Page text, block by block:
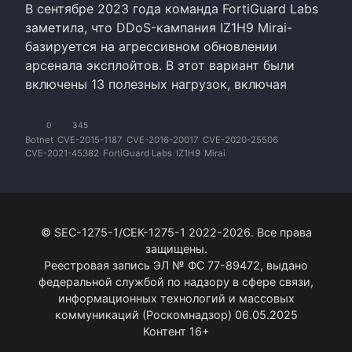
CVE-2024-10914
CVE-2024-11120 CVE-2024-12847
CVE-2024-14007
CVE-2024-27348
CVE-2024-30891
CVE-2024-3721 CVE-2024-4582
CVE-2024-53944
CVE-2024-7120 CVE-2024-9001 CVE-2024-9644
CVE-2025-1316 CVE-2025-20281
CVE-2025-24016
CVE-2025-24893
CVE-2025-34029
CVE-2025-34036
CVE-2025-34037 CVE-2025-34043
CVE-2025-47812
CVE-2025-55182 CVE-2025-57296 CVE-2025-62593
CVE-2025-6896
CVE-2025-7414 CVE-2025-7673
В сентябре 2023 года команда FortiGuard Labs
заметила, что DDoS-кампания IZ1H9 Mirai-
базируется на агрессивном обновлении
арсенала эксплойтов. В этот вариант были
включены 13 полезных нагрузок, включая
0 345
Botnet CVE-2015-1187 CVE-2016-20017 CVE-2020-25506
CVE-2021-45382 FortiGuard Labs IZ1H9 Mirai
© SEC-1275-1/СЕК-1275-1 2022-2026. Все права
защищены.
Реестровая запись ЭЛ № ФС 77-89472, выдано
федеральной службой по надзору в сфере связи,
информационных технологий и массовых
коммуникаций (Роскомнадзор) 06.05.2025
Контент 16+